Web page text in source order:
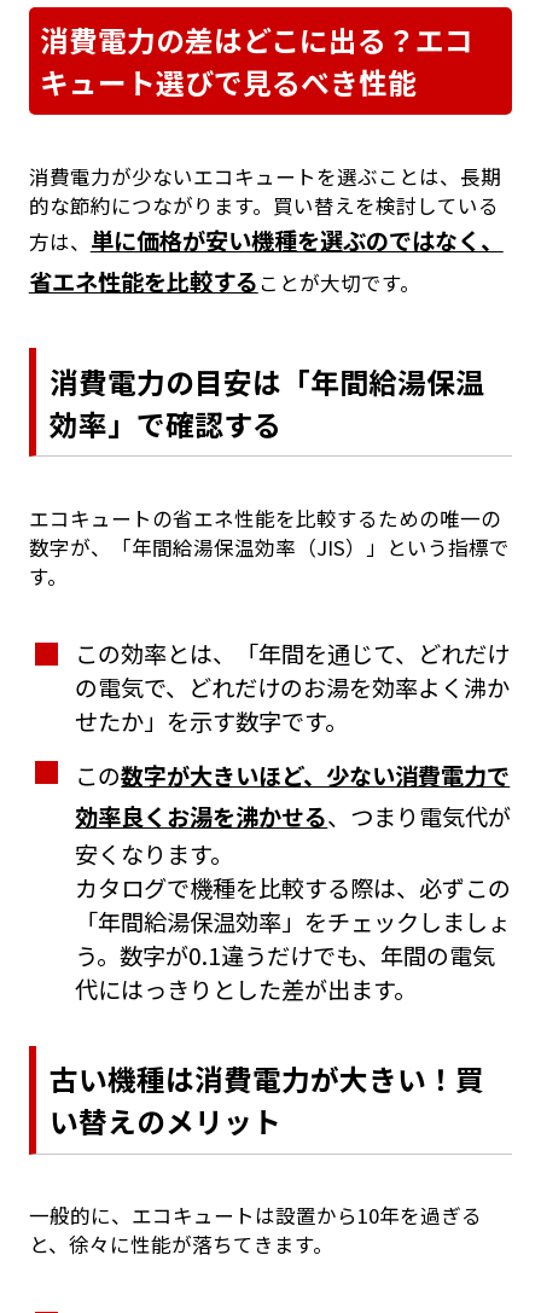
消費電力の差はどこに出る？エコ
キュート選びで見るべき性能
消費電力が少ないエコキュートを選ぶことは、長期
的な節約につながります。買い替えを検討している
方は、 単に価格が安い機種を選ぶのではなく、
省エネ性能を比較する ことが大切です。
消費電力の目安は「年間給湯保温
効率」で確認する
エコキュートの省エネ性能を比較するための唯一の
数字が、「年間給湯保温効率（JIS）」という指標で
す。
この効率とは、「年間を通じて、どれだけ
の電気で、どれだけのお湯を効率よく沸か
せたか」を示す数字です。
この数字が大きいほど、少ない消費電力で
効率良くお湯を沸かせる、つまり電気代が
安くなります。
カタログで機種を比較する際は、必ずこの
「年間給湯保温効率」をチェックしましょ
う。数字が0.1違うだけでも、年間の電気
代にはっきりとした差が出ます。
古い機種は消費電力が大きい！買
い替えのメリット
一般的に、エコキュートは設置から10年を過ぎる
と、徐々に性能が落ちてきます。